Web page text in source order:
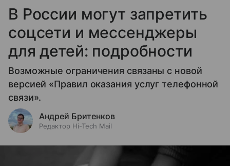
В России могут запретить
соцсети и мессенджеры
для детей: подробности
Возможные ограничения связаны с новой
версией «Правил оказания услуг телефонной
связи».
Андрей Бритенков
Редактор Hi-Tech Mail